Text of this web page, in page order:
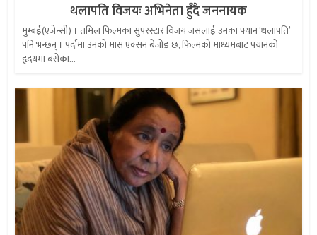
थलापति विजयः अभिनेता हुँदै जननायक
मुम्बई(एजेन्सी) । तमिल फिल्मका सुपरस्टार विजय जसलाई उनका फ्यान ‘थलापति’
पनि भन्छन् । पर्दामा उनको मास एक्सन बेजोड छ, फिल्मको माध्यमबाट फ्यानको
हृदयमा बसेका...